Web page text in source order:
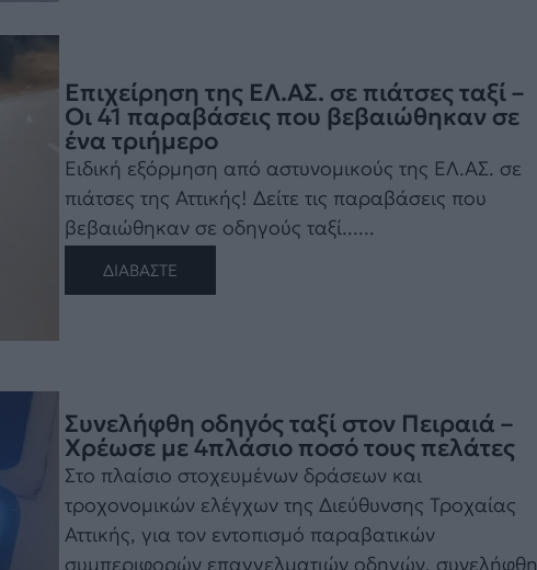
Επιχείρηση της ΕΛ.ΑΣ. σε πιάτσες ταξί –
Οι 41 παραβάσεις που βεβαιώθηκαν σε
ένα τριήμερο
Ειδική εξόρμηση από αστυνομικούς της ΕΛ.ΑΣ. σε
πιάτσες της Αττικής! Δείτε τις παραβάσεις που
βεβαιώθηκαν σε οδηγούς ταξί......
ΔΙΑΒΑΣΤΕ
Συνελήφθη οδηγός ταξί στον Πειραιά –
Χρέωσε με 4πλάσιο ποσό τους πελάτες
Στο πλαίσιο στοχευμένων δράσεων και
τροχονομικών ελέγχων της Διεύθυνσης Τροχαίας
Αττικής, για τον εντοπισμό παραβατικών
συμπεριφορών επαγγελματιών οδηγών, συνελήφθη